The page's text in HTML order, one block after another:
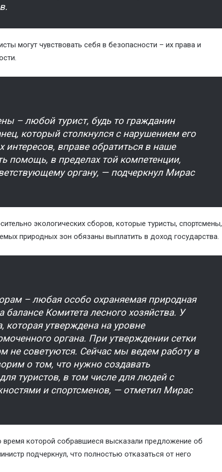
могут чувствовать себя в безопасности – их права и
– любой турист, будь то гражданин
который столкнулся с нарушением его
интересов, вправе обратиться в наше
помощь, в пределах той компетенции,
органу, — подчеркнул Мирас
экологических сборов, которые туристы, спортсмены,
природных зон обязаны выплатить в доход государства.
– любая особо охраняемая природная
балансе Комитета лесного хозяйства. У
которая утверждена на уровне
органа. При утверждении сетки
не советуются. Сейчас мы ведем работу в
о том, что нужно создавать
туристов, в том числе для людей с
и спортсменов, — отметил Мирас
время которой собравшиеся высказали предложение об
подчеркнул, что полностью отказаться от него